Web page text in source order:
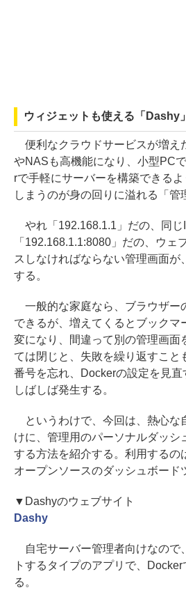
ウィジェットも使える「Dashy
便利なクラウドサービスが増え
やNASも高機能になり、小型PC
rで手軽にサーバーを構築できる
しまうのが身の回りに溢れる「管
やれ「192.168.1.1」だの、同じ
「192.168.1.1:8080」だの、ウェ
スしなければならない管理画面が
する。
一般的な家庭なら、ブラウザー
できるが、増えてくるとブックマ
変になり、間違って別の管理画面
ては閉じと、失敗を繰り返すこと
番号を忘れ、Dockerの設定を見
しばしば発生する。
というわけで、今回は、熱心な
けに、管理用のパーソナルダッシ
する方法を紹介する。利用するの
オープンソースのダッシュボード
▼Dashyのウェブサイト
Dashy
自宅サーバー管理者向けなので
トするタイプのアプリで、
る。